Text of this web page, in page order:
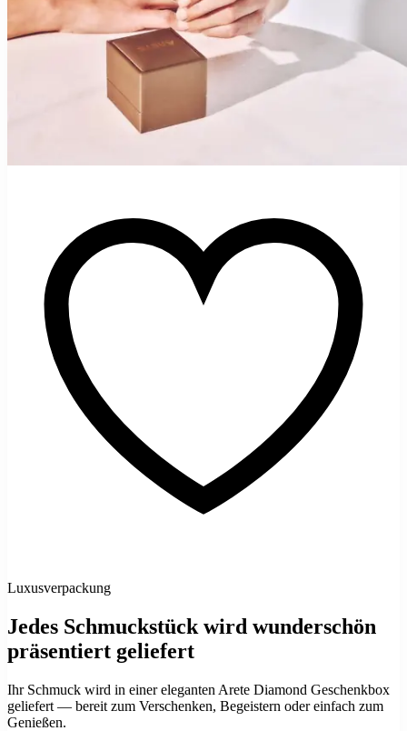
Luxusverpackung
Jedes Schmuckstück wird wunderschön
präsentiert geliefert
Ihr Schmuck wird in einer eleganten Arete Diamond Geschenkbox
geliefert — bereit zum Verschenken, Begeistern oder einfach zum
Genießen.